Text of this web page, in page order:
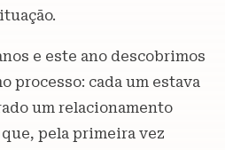
e este ano descobrimos
processo: cada um estava
um relacionamento
pela primeira vez